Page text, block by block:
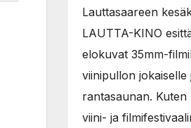
Lauttasaareen
LAUTTA-KINO
elokuvat 35mm-
viinipullon jokaiselle
rantasaunan.
viini- ja